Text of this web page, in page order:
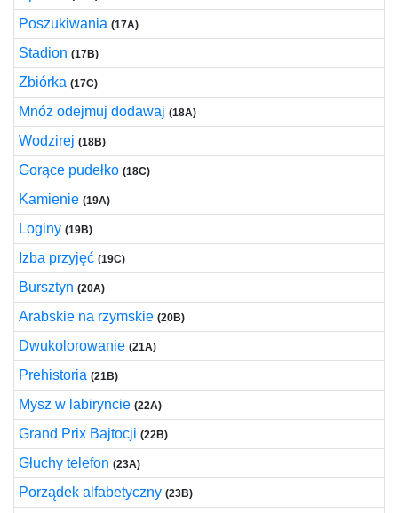
Poszukiwania (17A)
Stadion (17B)
Zbiórka (17C)
Mnóż odejmuj dodawaj (18A)
Wodzirej (18B)
Gorące pudełko (18C)
Kamienie (19A)
Loginy (19B)
Izba przyjęć (19C)
Bursztyn (20A)
Arabskie na rzymskie (20B)
Dwukolorowanie (21A)
Prehistoria (21B)
Mysz w labiryncie (22A)
Grand Prix Bajtocji (22B)
Głuchy telefon (23A)
Porządek alfabetyczny (23B)